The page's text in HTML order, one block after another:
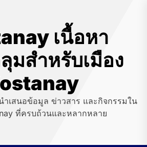
เนื้อหา
มสำหรับเมือง
ำเสนอข้อมูล ข่าวสาร และกิจกรรมใน
ที่ครบถ้วนและหลากหลาย